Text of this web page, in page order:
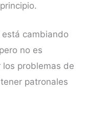
está cambiando
no es
los problemas de
patronales